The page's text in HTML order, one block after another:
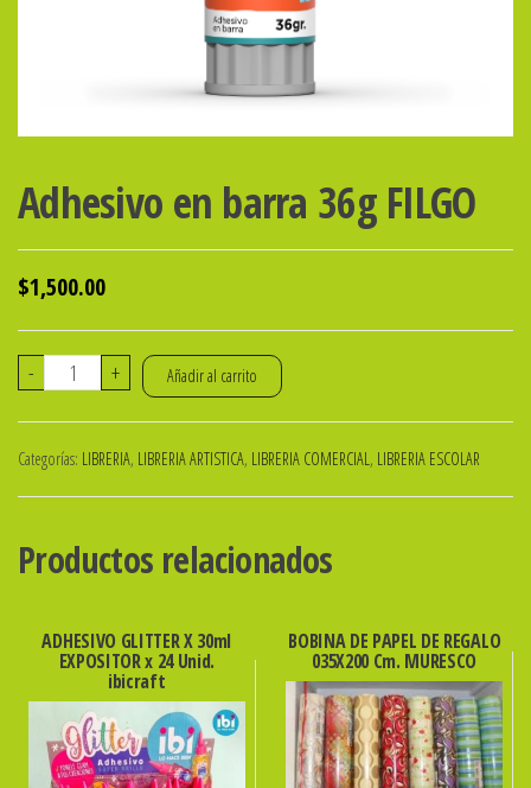
Adhesivo en barra 36g FILGO
$1,500.00
-
Adhesivo
36g
FILGO
+ Añadir al carrito
Categorías: LIBRERIA, LIBRERIA ARTISTICA, LIBRERIA COMERCIAL, LIBRERIA ESCOLAR
Productos relacionados
ADHESIVO GLITTER X 30ml
EXPOSITOR x 24 Unid.
ibicraft
BOBINA DE PAPEL DE REGALO
035X200 Cm. MURESCO